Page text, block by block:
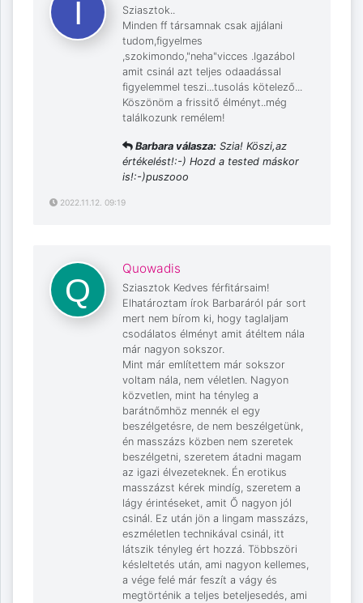
Sziasztok..
Minden ff társamnak csak ajjálani
tudom,figyelmes
,szokimondo,"neha"vicces .Igazábol
amit csinál azt teljes odaadással
figyelemmel teszi...tusolás kötelező...
Köszönöm a frissitő élményt..még
találkozunk remélem!
Barbara válasza: Szia! Köszi,az
értékelést!:-) Hozd a tested máskor
is!:-)puszooo
2022.11.12. 09:19
Quowadis
Sziasztok Kedves férfitársaim!
Elhatároztam írok Barbaráról pár sort
mert nem bírom ki, hogy taglaljam
csodálatos élményt amit átéltem nála
már nagyon sokszor.
Mint már említettem már sokszor
voltam nála, nem véletlen. Nagyon
közvetlen, mint ha tényleg a
barátnőmhöz mennék el egy
beszélgetésre, de nem beszélgetünk,
én masszázs közben nem szeretek
beszélgetni, szeretem átadni magam
az igazi élvezeteknek. Én erotikus
masszázst kérek mindíg, szeretem a
lágy érintéseket, amit Ő nagyon jól
csinál. Ez után jön a lingam masszázs,
eszméletlen technikával csinál, itt
látszik tényleg ért hozzá. Többszöri
késleltetés után, ami nagyon kellemes,
a vége felé már feszít a vágy és
megtörténik a teljes beteljesedés, ami